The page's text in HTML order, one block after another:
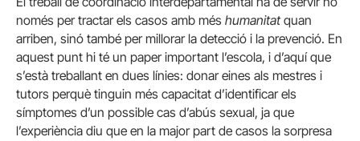
només per tractar els casos amb més humanitatquan
arriben, sinó també per millorar la detecció i la prevenció. En
aquest punt hi té un paper important l’escola, i d’aquí que
s’està treballant en dues línies: donar eines als mestres i
tutors perquè tinguin més capacitat d’identificar els
símptomes d’un possible cas d’abús sexual, ja que
l’experiència diu que en la major part de casos la sorpresa